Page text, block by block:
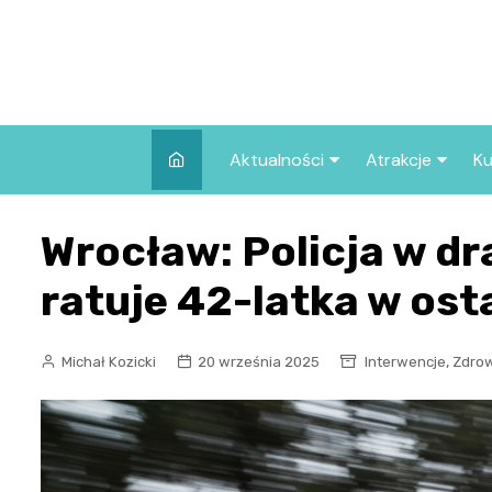
Aktualności
Wszystkie wpisy
Atrakcje
we Wrocławiu
Co warto
Wrocławiu?
Wrocław: Policja w
ratuje 42-latka w
Michał Kozicki 20 września 2025 Interwencje,